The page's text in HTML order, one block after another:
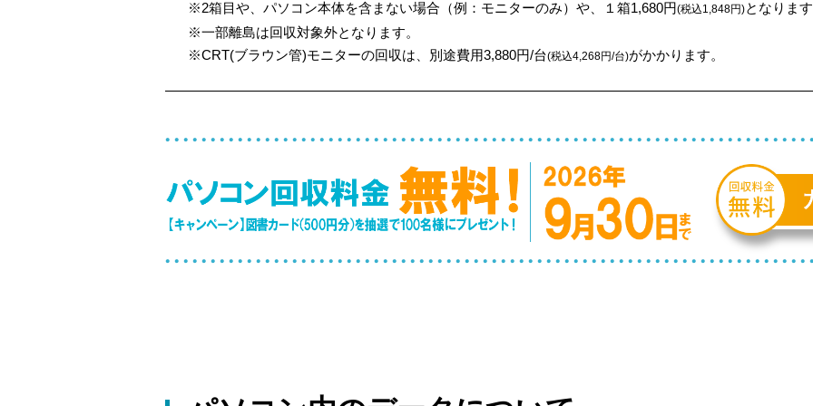
※2箱目や、パソコン本体を含まない場合（例：モニターのみ）や、１箱1,680円(税込1,848円)となりま
※一部離島は回収対象外となります。
※CRT(ブラウン管)モニターの回収は、別途費用3,880円/台(税込4,268円/台)がかかります。